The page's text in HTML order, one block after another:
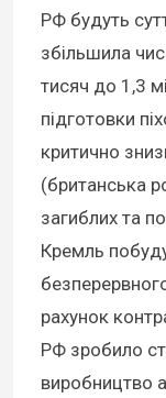
РФ будуть
збільшила
тисяч до 1,3
підготовки
критично
(британська
загиблих та
Кремль
рахунок
РФ зробило
виробництво